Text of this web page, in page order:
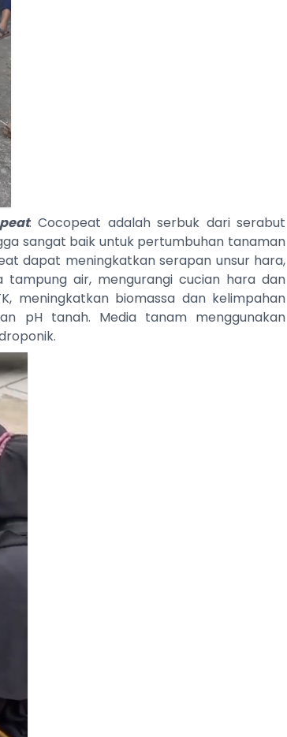
: Cocopeat adalah serbuk dari serabut
sangat baik untuk pertumbuhan tanaman
dapat meningkatkan serapan unsur hara,
tampung air, mengurangi cucian hara dan
meningkatkan biomassa dan kelimpahan
pH tanah. Media tanam menggunakan